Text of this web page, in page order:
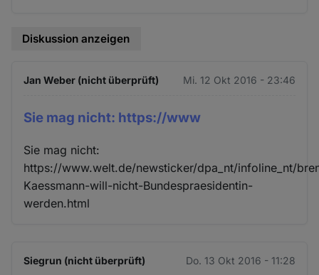
Diskussion anzeigen
Jan Weber (nicht überprüft) Mi. 12 Okt 2016 - 23:46
Sie mag nicht: https://www
Sie mag nicht:
https://www.welt.de/newsticker/dpa_nt/infoline_nt/
Kaessmann-will-nicht-Bundespraesidentin-
werden.html
Siegrun (nicht überprüft) Do. 13 Okt 2016 - 11:28